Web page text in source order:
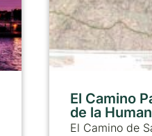
El Camino
de la
El Camino de